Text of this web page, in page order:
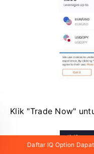
Klik "Trade Now"
Daftar IQ Option